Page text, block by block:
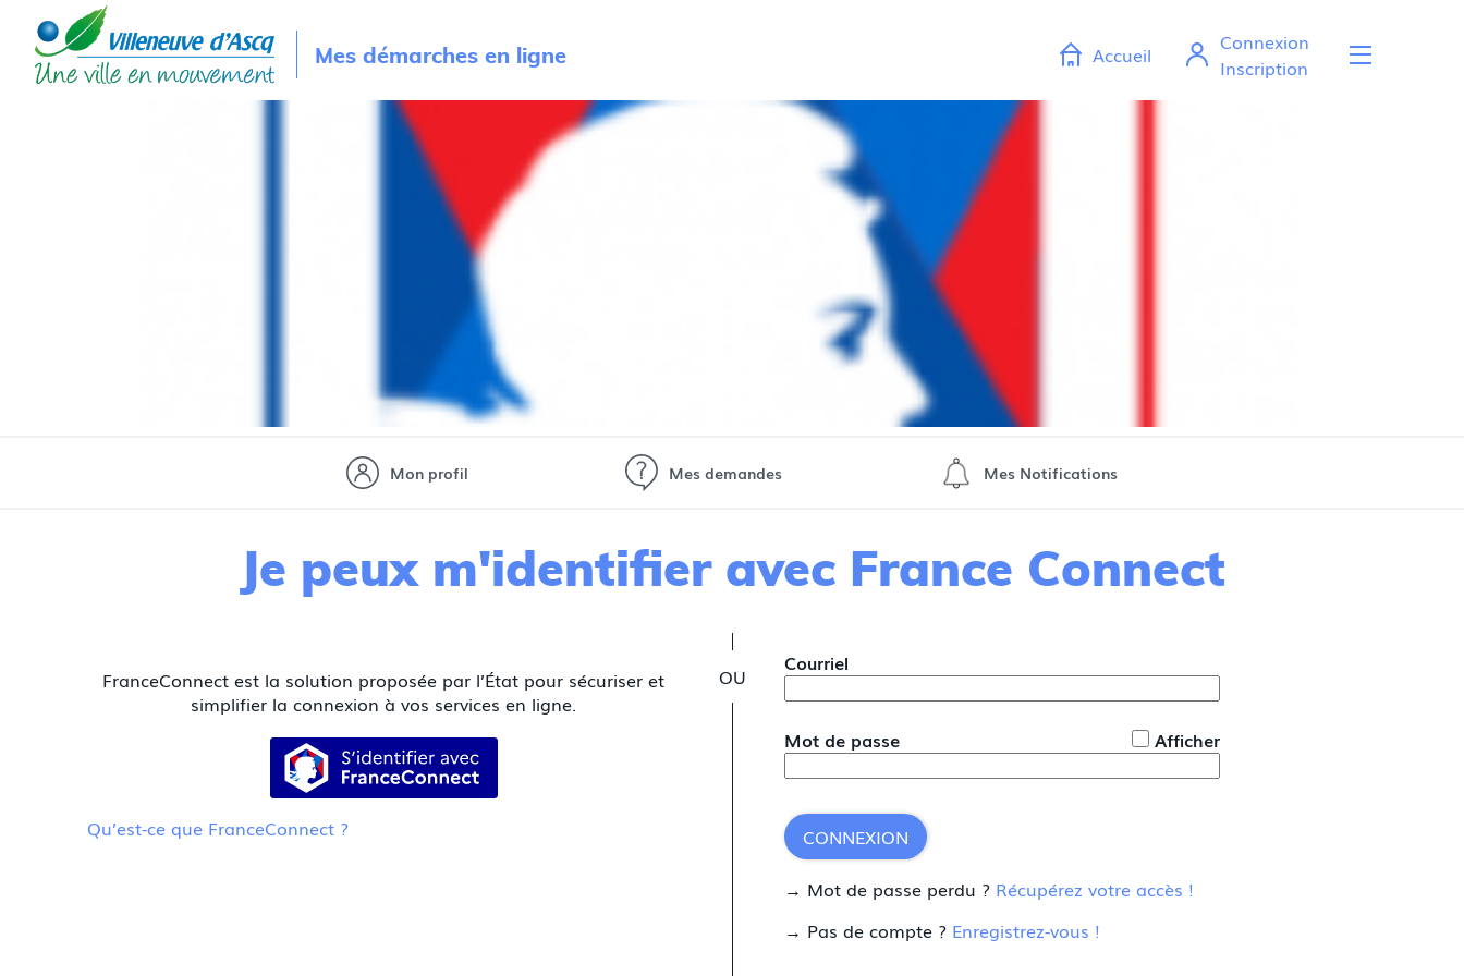
Mes démarches en ligne Accueil
Connexion
Inscription
Mon profil Mes demandes Mes Notifications
Je peux m'identifier avec France Connect
FranceConnect est la solution proposée par l’État pour sécuriser et
simplifier la connexion à vos services en ligne.
S’identifier avec FranceConnect
Qu’est-ce que FranceConnect ?
Courriel
Mot de passe Afficher
CONNEXION
→ Mot de passe perdu ? Récupérez votre accès !
→ Pas de compte ? Enregistrez-vous !